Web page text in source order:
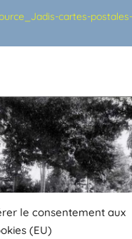
le consentement aux
(EU)
cartes-